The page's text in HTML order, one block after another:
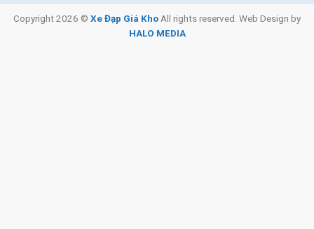
Copyright 2026 © Xe Đạp Giá Kho All rights reserved. Web Design by
HALO MEDIA